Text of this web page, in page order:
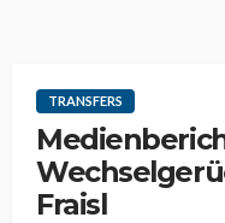
TRANSFERS
Fraisl